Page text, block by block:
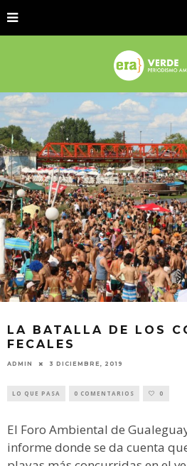
LA BATALLA DE LOS
FECALES
ADMIN 3 DICIEMBRE, 2019
LO QUE PASA 0 COMENTARIOS 0
El Foro Ambiental de
informe donde se da cuenta